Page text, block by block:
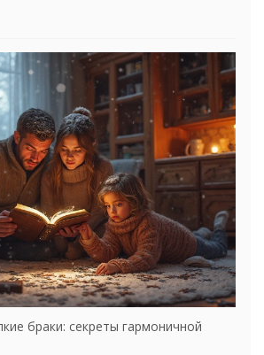
браки: секреты гармоничной